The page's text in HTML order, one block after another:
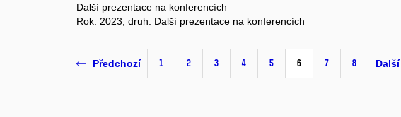
Další prezentace na konferencích
Rok: 2023, druh: Další prezentace na konferencích
Předchozí 1 2 3 4 5 6 7 8 Další